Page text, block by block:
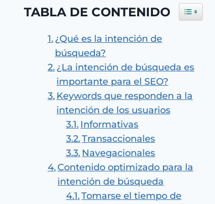
TABLA DE CONTENIDO
¿Qué es la intención de
búsqueda?
¿La intención de búsqueda es
importante para el SEO?
Keywords que responden a la
intención de los usuarios
Informativas
Transaccionales
Navegacionales
Contenido optimizado para la
intención de búsqueda
Tomarse el tiempo de